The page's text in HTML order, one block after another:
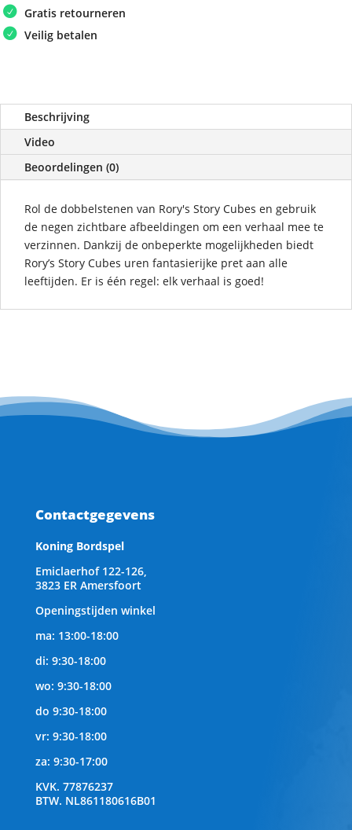
Gratis retourneren
Veilig betalen
Beschrijving
Video
Beoordelingen (0)
Rol de dobbelstenen van Rory's Story Cubes en gebruik
de negen zichtbare afbeeldingen om een verhaal mee te
verzinnen. Dankzij de onbeperkte mogelijkheden biedt
Rory’s Story Cubes uren fantasierijke pret aan alle
leeftijden. Er is één regel: elk verhaal is goed!
Contactgegevens
Koning Bordspel
Emiclaerhof 122-126,
3823 ER Amersfoort
Openingstijden winkel
ma: 13:00-18:00
di: 9:30-18:00
wo: 9:30-18:00
do 9:30-18:00
vr: 9:30-18:00
za: 9:30-17:00
KVK. 77876237
BTW. NL861180616B01